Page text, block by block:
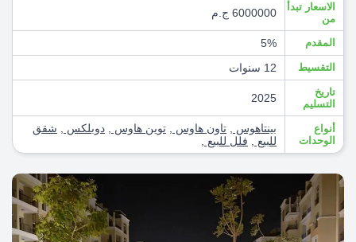
الاسعار تبدأ
من
6000000 ج.م
المقدم 5%
التقسيط 12 سنوات
تاريخ
التسليم
2025
أنواع
الوحدات
بينتاهوس تاون هاوس توين هاوس دوبلكس
شقق
للبيع
فلل للبيع